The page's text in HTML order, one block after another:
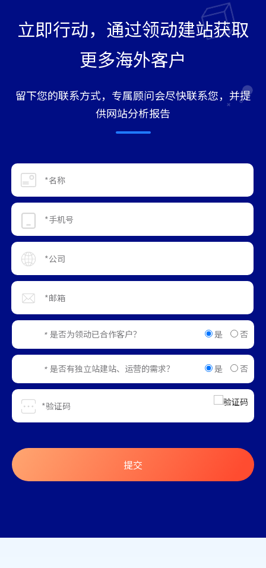
立即行动，通过领动建站获取
更多海外客户
留下您的联系方式，专属顾问会尽快联系您，并提
供网站分析报告
* 是否为领动已合作客户？ 是 否
* 是否有独立站建站、运营的需求？ 是 否
提交